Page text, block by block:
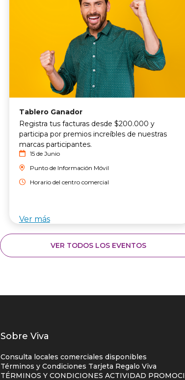
Tablero Ganador
Registra tus facturas desde $200.000 y
participa por premios increíbles de nuestras
marcas participantes.
15 de Junio
Punto de Información Móvil
Horario del centro comercial
Ver más
VER TODOS LOS EVENTOS
Listados
enlaces
centro
Sobre Viva
Consulta locales comerciales disponibles
Términos y Condiciones Tarjeta Regalo Viva
TÉRMINOS Y CONDICIONES ACTIVIDAD